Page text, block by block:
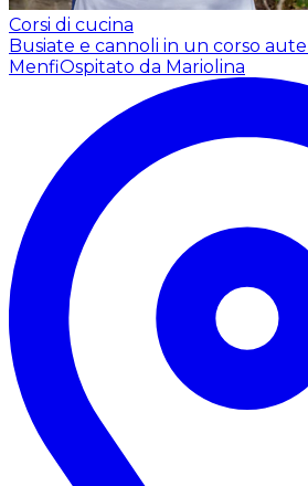
Corsi di cucina
Busiate e cannoli in un corso
MenfiOspitato da Mariolina